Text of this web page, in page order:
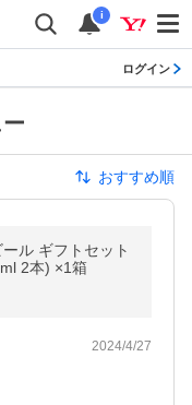
i
ログイン
おすすめ順
2本) ×1箱
2024/4/27